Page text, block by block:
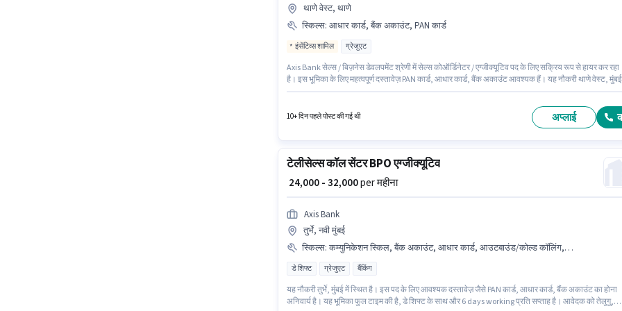
थाणे वेस्ट, थाणे
स्किल्स: आधार कार्ड, बैंक अकाउंट, PAN कार्ड
इंसेंटिव्स शामिल ग्रेजुएट
Axis Bank सेल्स / बिज़नेस डेवलपमेंट श्रेणी में सेल्स कोऑर्डिनेटर / एग्जीक्यूटिव पद के लिए सक्रिय रूप से हायर कर रहा
है। इस भूमिका के लिए महत्वपूर्ण दस्तावेज़ PAN कार्ड, आधार कार्ड, बैंक अकाउंट आवश्यक हैं। यह नौकरी थाणे वेस्ट, मुंबई
10+ दिन पहले पोस्ट की गई थी अप्लाई
टेलीसेल्स कॉल सेंटर BPO एग्जीक्यूटिव
₹ 24,000 - 32,000per महीना
Axis Bank
तुर्भे, नवी मुंबई
स्किल्स: कम्युनिकेशन स्किल, बैंक अकाउंट, आधार कार्ड, आउटबाउंड/कोल्ड कॉलिंग, डोमेस्टिक कॉलिंग, वायरिंग, इंटरनेशनल कॉलिंग, PAN कार्ड
डे शिफ्ट ग्रेजुएट बैंकिंग
यह नौकरी तुर्भे, मुंबई में स्थित है। इस पद के लिए आवश्यक दस्तावेज़ जैसे PAN कार्ड, आधार कार्ड, बैंक अकाउंट का होना
अनिवार्य है। यह भूमिका फुल टाइम की है, डे शिफ्ट के साथ और 6 days working प्रति सप्ताह है। आवेदक को तेलुगु,